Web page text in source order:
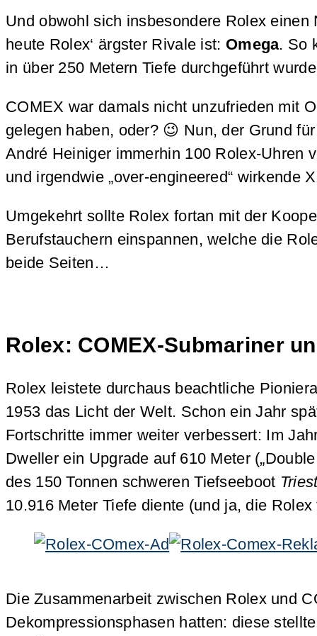
Und obwohl sich insbesondere Rolex
heute Rolex‘ ärgster Rivale ist: Omega. So
in über 250 Metern Tiefe durchgeführt
COMEX war damals nicht unzufrieden mit
gelegen haben, oder? 😉 Nun, der Grund
André Heiniger immerhin 100 Rolex-Uhren
und irgendwie „over-engineered“
Umgekehrt sollte Rolex fortan mit der
Berufstauchern einspannen, welche die
beide Seiten…
Rolex: COMEX-Submariner
Rolex leistete durchaus beachtliche
1953 das Licht der Welt. Schon ein Jahr
Fortschritte immer weiter verbessert: Im
Dweller ein Upgrade auf 610 Meter
des 150 Tonnen schweren Tiefseeboot
10.916 Meter Tiefe diente (und ja, die
Die Zusammenarbeit zwischen Rolex und
Dekompressionsphasen hatten: diese